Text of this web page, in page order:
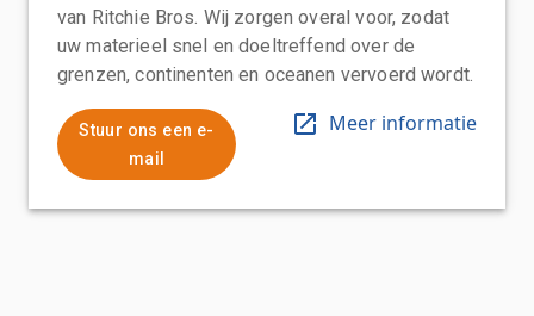
van Ritchie Bros. Wij zorgen overal voor, zodat
uw materieel snel en doeltreffend over de
grenzen, continenten en oceanen vervoerd wordt.
Stuur ons een e-
mail
Meer informatie